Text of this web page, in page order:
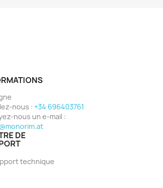
nous : +34 696403761
nous un e-mail :
DE
technique